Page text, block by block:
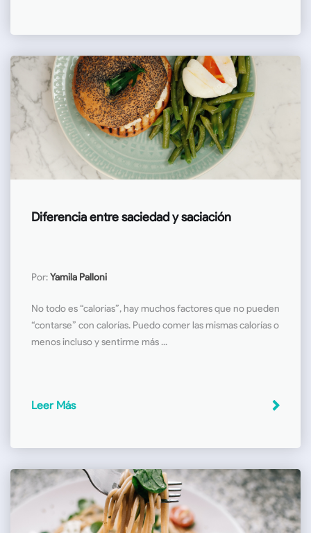
Diferencia entre saciedad y saciación
Por:Yamila Palloni
No todo es “calorías”, hay muchos factores que no pueden
“contarse” con calorías. Puedo comer las mismas calorías o
menos incluso y sentirme más ...
Leer Más